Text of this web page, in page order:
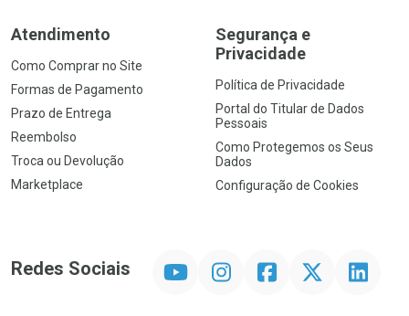
Atendimento
Como Comprar no Site
Formas de Pagamento
Prazo de Entrega
Reembolso
Troca ou Devolução
Marketplace
Segurança e
Privacidade
Política de Privacidade
Portal do Titular de Dados
Pessoais
Como Protegemos os Seus
Dados
Configuração de Cookies
Redes Sociais InstagramFacebookTwitter Linkedin